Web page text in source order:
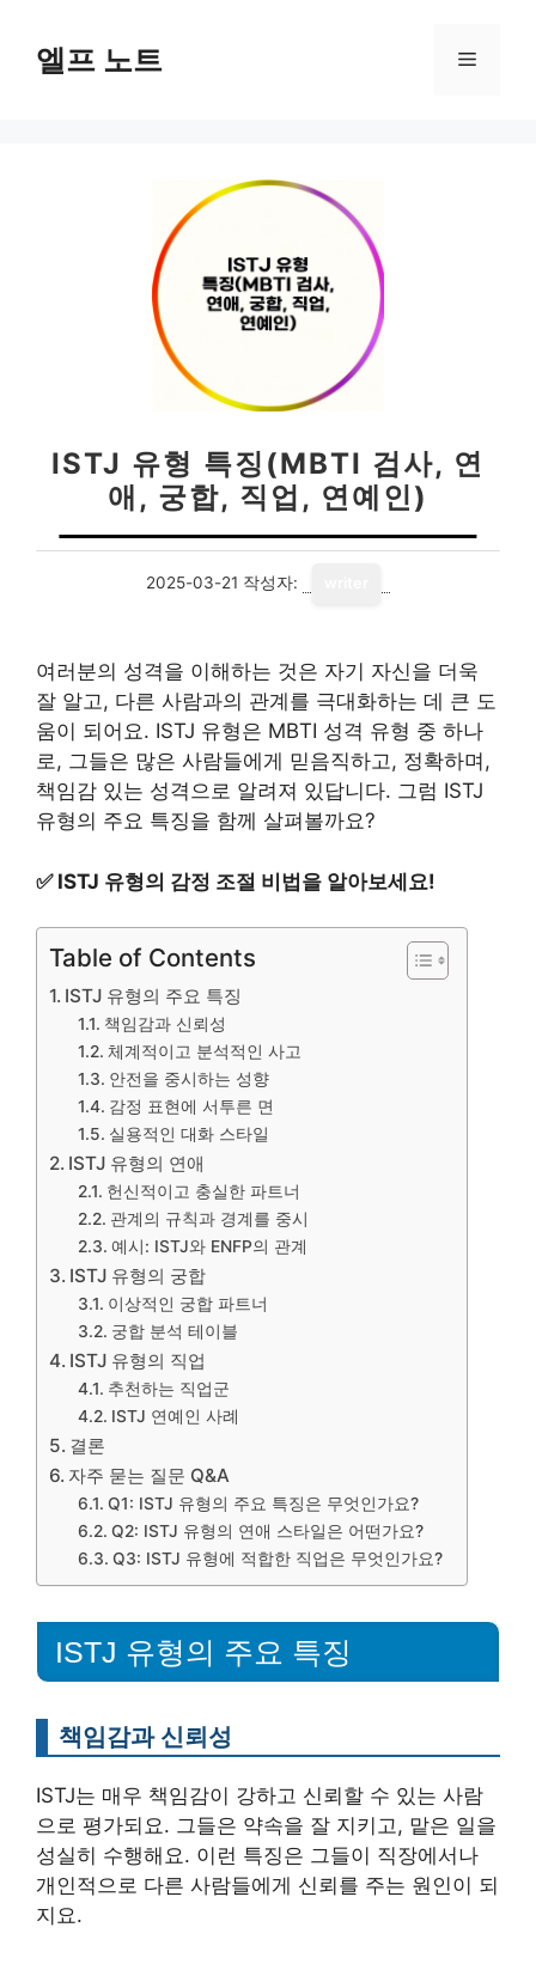
엘프 노트 메
ISTJ 유형 특징(MBTI 검사, 연
애, 궁합, 직업, 연예인)
2025-03-21 작성자:
여러분의 성격을 이해하는 것은 자기 자신을 더욱
잘 알고, 다른 사람과의 관계를 극대화하는 데 큰 도
움이 되어요. ISTJ 유형은 MBTI 성격 유형 중 하나
로, 그들은 많은 사람들에게 믿음직하고, 정확하며,
책임감 있는 성격으로 알려져 있답니다. 그럼 ISTJ
유형의 주요 특징을 함께 살펴볼까요?
✅ ISTJ 유형의 감정 조절 비법을 알아보세요!
Table of Contents
ISTJ 유형의 주요 특징
책임감과 신뢰성
체계적이고 분석적인 사고
안전을 중시하는 성향
감정 표현에 서투른 면
실용적인 대화 스타일
ISTJ 유형의 연애
헌신적이고 충실한 파트너
관계의 규칙과 경계를 중시
예시: ISTJ와 ENFP의 관계
ISTJ 유형의 궁합
이상적인 궁합 파트너
궁합 분석 테이블
ISTJ 유형의 직업
추천하는 직업군
ISTJ 연예인 사례
결론
자주 묻는 질문 Q&A
Q1: ISTJ 유형의 주요 특징은 무엇인가요?
Q2: ISTJ 유형의 연애 스타일은 어떤가요?
Q3: ISTJ 유형에 적합한 직업은 무엇인가요?
ISTJ 유형의 주요 특징
책임감과 신뢰성
ISTJ는 매우 책임감이 강하고 신뢰할 수 있는 사람
으로 평가되요. 그들은 약속을 잘 지키고, 맡은 일을
성실히 수행해요. 이런 특징은 그들이 직장에서나
개인적으로 다른 사람들에게 신뢰를 주는 원인이 되
지요.